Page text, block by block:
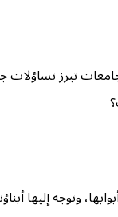
تبرز تساؤلات
إليها